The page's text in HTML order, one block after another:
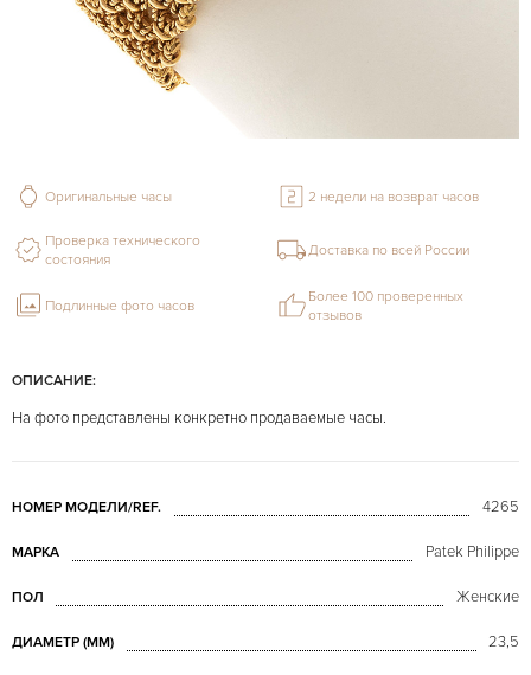
ОПИСАНИЕ:
На фото представлены конкретно продаваемые часы.
НОМЕР МОДЕЛИ/REF. 4265
МАРКА Patek Philippe
ПОЛ Женские
ДИАМЕТР (MM) 23,5
Оригинальные часы 2 недели на возврат часов
Проверка технического
состояния
Доставка по всей России
Подлинные фото часов
Более 100 проверенных
отзывов